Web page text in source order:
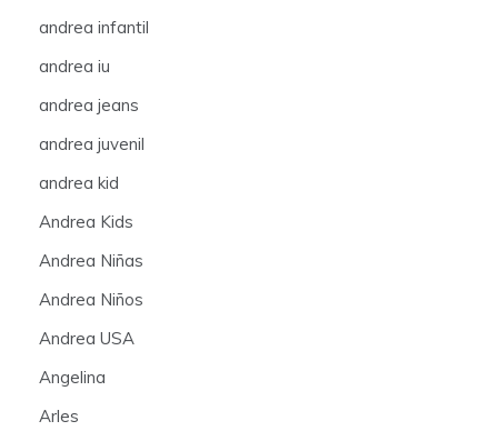
andrea infantil
andrea iu
andrea jeans
andrea juvenil
andrea kid
Andrea Kids
Andrea Niñas
Andrea Niños
Andrea USA
Angelina
Arles